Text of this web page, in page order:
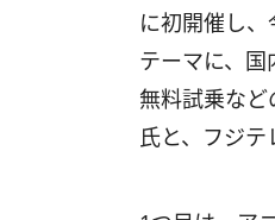
に初開催し
テーマに、
無料試乗な
氏と、フジ